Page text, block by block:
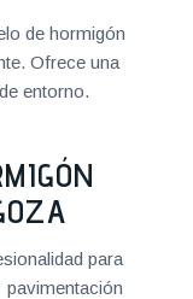
de hormigón
Ofrece una
entorno.
para